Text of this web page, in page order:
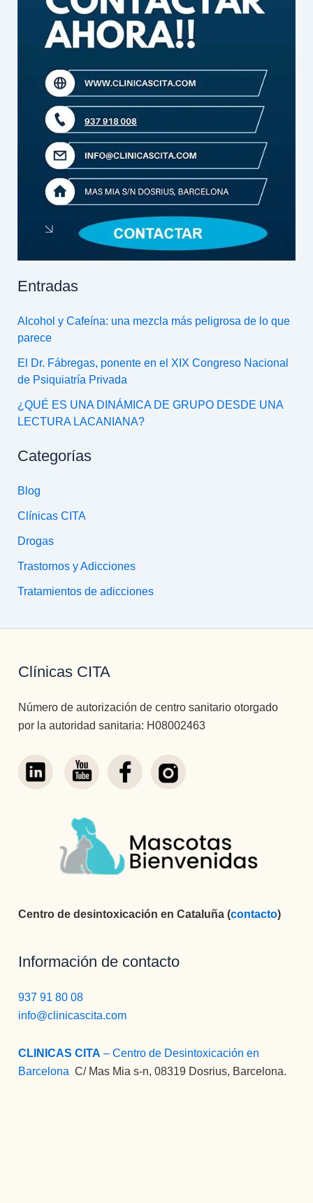
Entradas
Alcohol y Cafeína: una mezcla más peligrosa de lo que
parece
El Dr. Fábregas, ponente en el XIX Congreso Nacional
de Psiquiatría Privada
¿QUÉ ES UNA DINÁMICA DE GRUPO DESDE UNA
LECTURA LACANIANA?
Categorías
Blog
Clínicas CITA
Drogas
Trastornos y Adicciones
Tratamientos de adicciones
Clínicas CITA
Número de autorización de centro sanitario otorgado
por la autoridad sanitaria: H08002463
Centro de desintoxicación en Cataluña (contacto)
Información de contacto
937 91 80 08
info@clinicascita.com
CLINICAS CITA – Centro de Desintoxicación en
Barcelona :C/ Mas Mia s-n, 08319 Dosrius, Barcelona.